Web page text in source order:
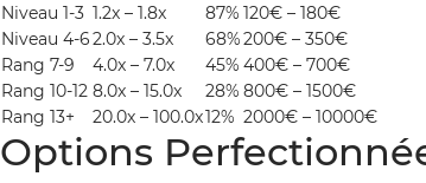
Niveau 1-3 1.2x – 1.8x 87% 120€ – 180€
Niveau 4-62.0x – 3.5x 68%200€ – 350€
Rang 7-9
4.0x – 7.0x 45% 400€ – 700€
Rang 10-12 8.0x – 15.0x 28% 800€ – 1500€
Rang 13+
20.0x – 100.0x12% 2000€ – 10000€
Options